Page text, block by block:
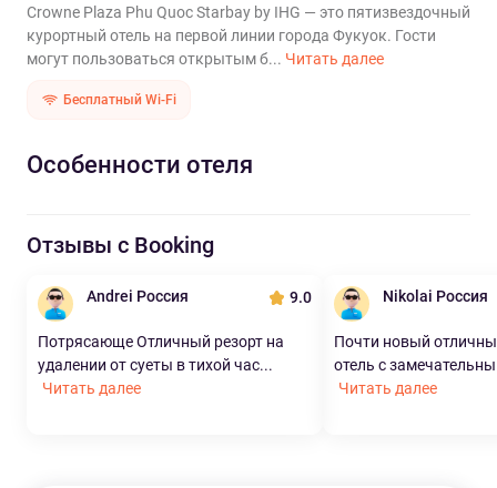
Crowne Plaza Phu Quoc Starbay by IHG — это пятизвездочный
курортный отель на первой линии города Фукуок. Гости
могут пользоваться открытым б... Читать далее
Бесплатный Wi-Fi
Особенности отеля
Отзывы с Booking
Andrei Россия 9.0
Потрясающе Отличный резорт на
удалении от суеты в тихой час...
Читать далее
Nikolai Россия
Почти новый
отель с
Читать далее